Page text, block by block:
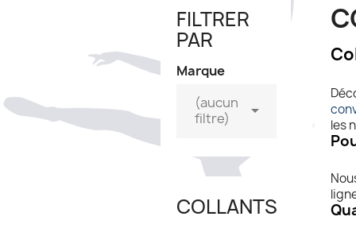
FILTRER
PAR
Marque
(aucun
filtre)

COLLANTS
les